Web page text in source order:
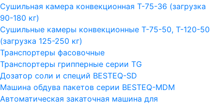
Сушильная камера конвекционная Т-75-36 (загрузка
90-180 кг)
Сушильные камеры конвекционные Т-75-50, Т-120-50
(загрузка 125-250 кг)
Транспортеры фасовочные
Транспортеры грипперные серии TG
Дозатор соли и специй BESTEQ-SD
Машина обдува пакетов серии ВESTEQ-MDM
Автоматическая закаточная машина для